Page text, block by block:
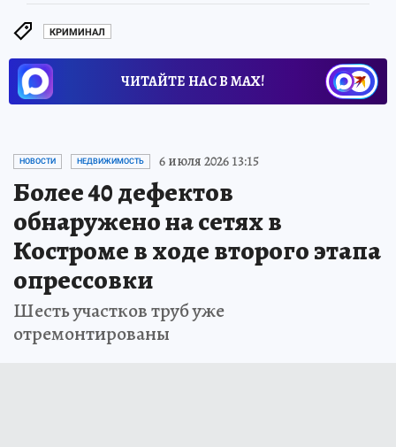
КРИМИНАЛ
ЧИТАЙТЕ НАС В МАХ!
НОВОСТИ НЕДВИЖИМОСТЬ 6 июля 2026 13:15
Более 40 дефектов
обнаружено на сетях в
Костроме в ходе второго этапа
опрессовки
Шесть участков труб уже
отремонтированы